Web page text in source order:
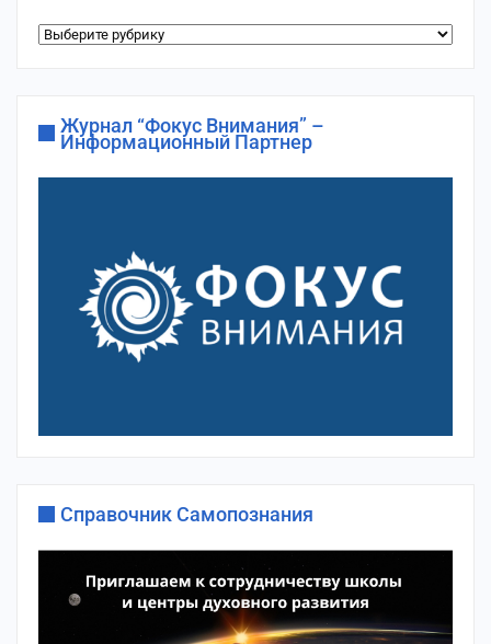
Рубрики
Журнал “Фокус Внимания” –
Информационный Партнер
Справочник Самопознания